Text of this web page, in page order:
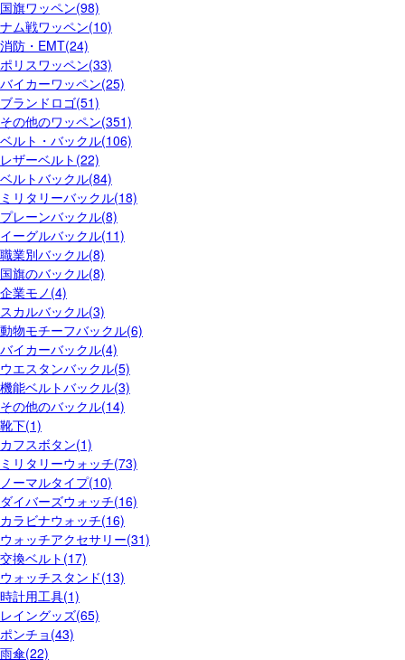
国旗ワッペン(98)
ナム戦ワッペン(10)
消防・EMT(24)
ポリスワッペン(33)
バイカーワッペン(25)
ブランドロゴ(51)
その他のワッペン(351)
ベルト・バックル(106)
レザーベルト(22)
ベルトバックル(84)
ミリタリーバックル(18)
プレーンバックル(8)
イーグルバックル(11)
職業別バックル(8)
国旗のバックル(8)
企業モノ(4)
スカルバックル(3)
動物モチーフバックル(6)
バイカーバックル(4)
ウエスタンバックル(5)
機能ベルトバックル(3)
その他のバックル(14)
靴下(1)
カフスボタン(1)
ミリタリーウォッチ(73)
ノーマルタイプ(10)
ダイバーズウォッチ(16)
カラビナウォッチ(16)
ウォッチアクセサリー(31)
交換ベルト(17)
ウォッチスタンド(13)
時計用工具(1)
レイングッズ(65)
ポンチョ(43)
雨傘(22)